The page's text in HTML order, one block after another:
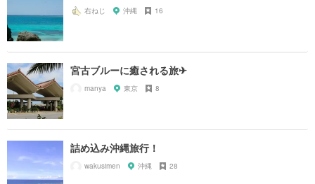
右ねじ 沖縄 16
宮古ブルーに癒される旅✈︎
manya 東京 8
詰め込み沖縄旅行！
wakusimen 沖縄 28